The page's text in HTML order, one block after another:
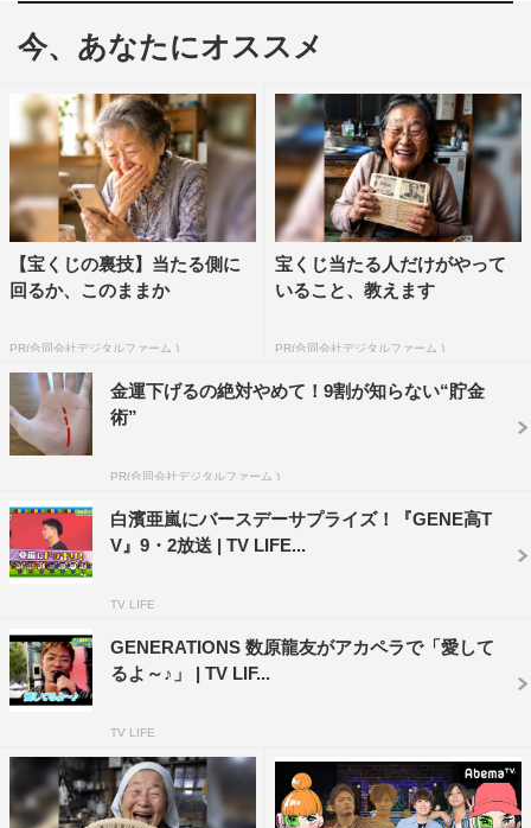
さらに、12月28日（金）に26歳の誕生日を迎えるボー
カルの数原龍友の誕生日を祝うために「#龍友ハッピーバ
ースデー」というハッシュタグをトレンド入りさせようと
いうサプライズ企画を実施。その結果「#龍友ハッピーバ
ースデー」のハッシュタグは、番組開始6分でトレンド入
りし、ツイート数も約6万3000件以上にのぼった。
サプライズを知った数原は、驚いた表情を見せたあと
「出会った時はまだみんな子供だったけども、気付いたら
（笑）。またみんなで力を合わせて頑張っていきたいと思
いますので、よろしくお願いします」と笑顔で語った。
その他、番組では特別企画「GENE高クレーンゲームプ
ナルキャラクター「ジェネ犬」のグッズが、全国のアミュ
ーズメント施設（一部、取り扱いのない店舗もあり）にあ
るクレーンゲームで展開中。今回新たに「ジェネ犬」がデ
ザインされたブランケットや、大きめマスコットが登場。
これらのグッズは12月25日より順次設置予定（商品は無
くなり次第終了）。
ビデオで無料で視聴可能。また、GENERATIONSのメン
バーが7年前に行った武者修行時のマル秘エピソードを語
今、あなたにオススメ
【宝くじの裏技】当たる側に
回るか、このままか
PR(合同会社デジタルファーム )
宝くじ当たる人だけがやって
いること、教えます
PR(合同会社デジタルファーム )
金運下げるの絶対やめて！9割が知らない“貯金
術”
PR(合同会社デジタルファーム )
白濱亜嵐にバースデーサプライズ！『GENE高T
V』9・2放送 | TV LIFE...
TV LIFE
GENERATIONS 数原龍友がアカペラで「愛して
るよ～♪」 | TV LIF...
TV LIFE